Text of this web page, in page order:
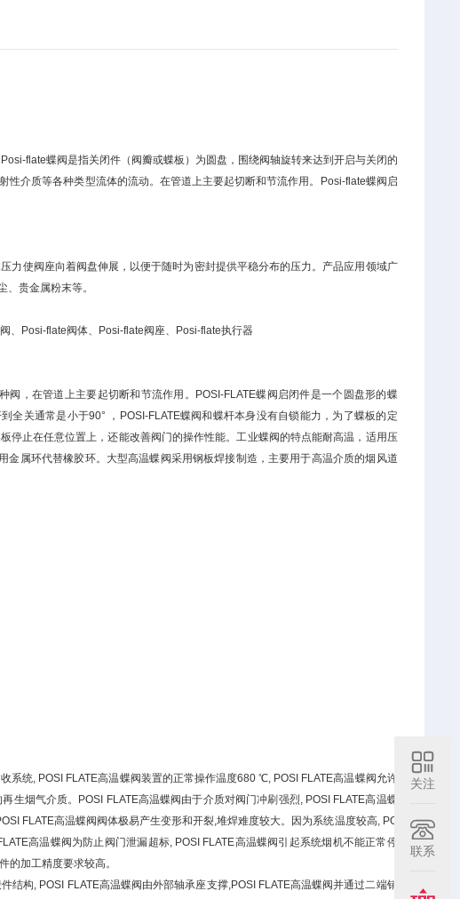
flate蝶阀是指关闭件（阀瓣或蝶板）为圆盘，围绕阀轴旋转来达到开启与关闭的
介质等各种类型流体的流动。在管道上主要起切断和节流作用。Posi-flate蝶阀启
力使阀座向着阀盘伸展，以便于随时为密封提供平稳分布的压力。产品应用领域广
贵金属粉末等。
、Posi-flate阀体、Posi-flate阀座、Posi-flate执行器
，在管道上主要起切断和节流作用。POSI-FLATE蝶阀启闭件是一个圆盘形的蝶
全关通常是小于90° ，POSI-FLATE蝶阀和蝶杆本身没有自锁能力，为了蝶板的定
止在任意位置上，还能改善阀门的操作性能。工业蝶阀的特点能耐高温，适用压
属环代替橡胶环。大型高温蝶阀采用钢板焊接制造，主要用于高温介质的烟风道
系统, POSI FLATE高温蝶阀装置的正常操作温度680 ℃, POSI FLATE高温蝶阀允许
烟气介质。POSI FLATE高温蝶阀由于介质对阀门冲刷强烈, POSI FLATE高温蝶
FLATE高温蝶阀阀体极易产生变形和开裂,堆焊难度较大。因为系统温度较高, PO
高温蝶阀为防止阀门泄漏超标, POSI FLATE高温蝶阀引起系统烟机不能正常停
的加工精度要求较高。
构, POSI FLATE高温蝶阀由外部轴承座支撑,POSI FLATE高温蝶阀并通过二端销
关注
联系